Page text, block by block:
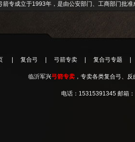
箭专成立于1993年，是由公安部门、工商部门批
复合弓 弓箭专卖 复合弓专题
临沂军兴弓箭专卖 ，专卖各类复合弓、
电话：15315391345 邮箱